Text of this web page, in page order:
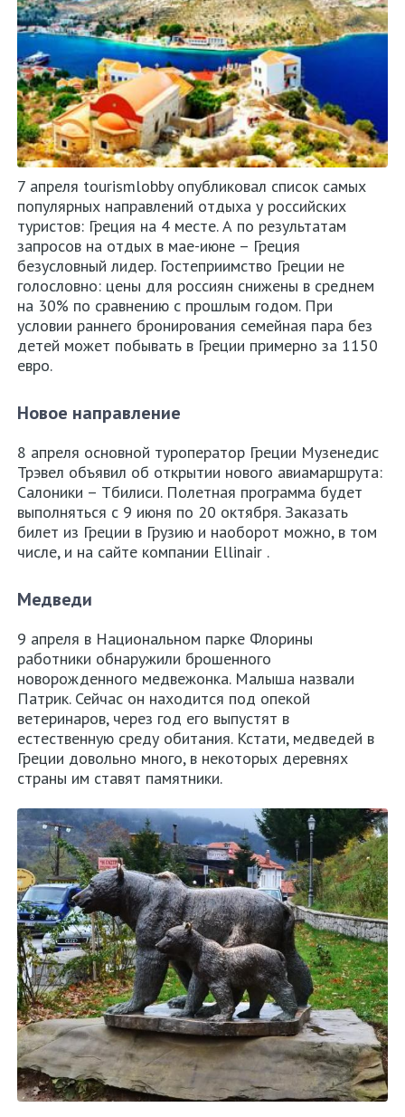
7 апреля tourismlobby опубликовал список самых
популярных направлений отдыха у российских
туристов: Греция на 4 месте. А по результатам
запросов на отдых в мае-июне – Греция
безусловный лидер. Гостеприимство Греции не
голословно: цены для россиян снижены в среднем
на 30% по сравнению с прошлым годом. При
условии раннего бронирования семейная пара без
детей может побывать в Греции примерно за 1150
евро.
Новое направление
8 апреля основной туроператор Греции Музенедис
Трэвел объявил об открытии нового авиамаршрута:
Салоники – Тбилиси. Полетная программа будет
выполняться с 9 июня по 20 октября. Заказать
билет из Греции в Грузию и наоборот можно, в том
числе, и на сайте компании Ellinair .
Медведи
9 апреля в Национальном парке Флорины
работники обнаружили брошенного
новорожденного медвежонка. Малыша назвали
Патрик. Сейчас он находится под опекой
ветеринаров, через год его выпустят в
естественную среду обитания. Кстати, медведей в
Греции довольно много, в некоторых деревнях
страны им ставят памятники.